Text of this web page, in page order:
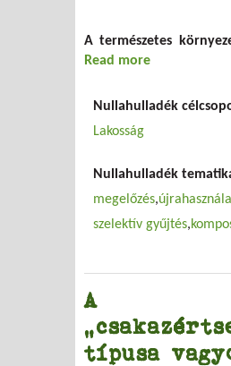
A természetes
Read more
Nullahulladék
Lakosság
Nullahulladék
megelőzés
szelektív gyűjtés
A
típusa